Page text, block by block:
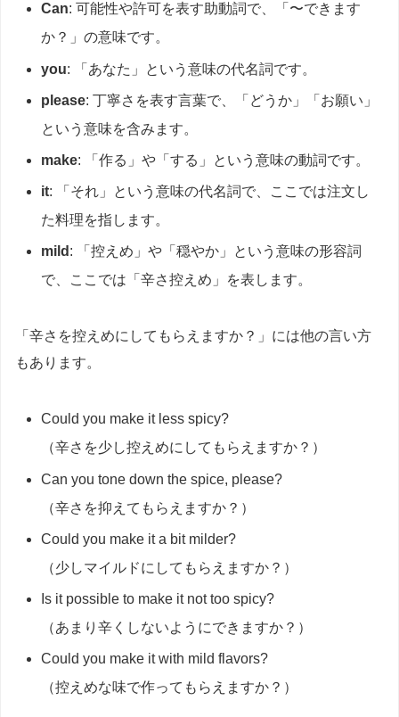
Can: 可能性や許可を表す助動詞で、「〜できます
か？」の意味です。
you: 「あなた」という意味の代名詞です。
please: 丁寧さを表す言葉で、「どうか」「お願い」
という意味を含みます。
make: 「作る」や「する」という意味の動詞です。
it: 「それ」という意味の代名詞で、ここでは注文し
た料理を指します。
mild : 「控えめ」や「穏やか」という意味の形容詞
で、ここでは「辛さ控えめ」を表します。
「辛さを控えめにしてもらえますか？」には他の言い方
もあります。
Could you make it less spicy?
（辛さを少し控えめにしてもらえますか？）
Can you tone down the spice, please?
（辛さを抑えてもらえますか？）
Could you make it a bit milder?
（少しマイルドにしてもらえますか？）
Is it possible to make it not too spicy?
（あまり辛くしないようにできますか？）
Could you make it with mild flavors?
（控えめな味で作ってもらえますか？）